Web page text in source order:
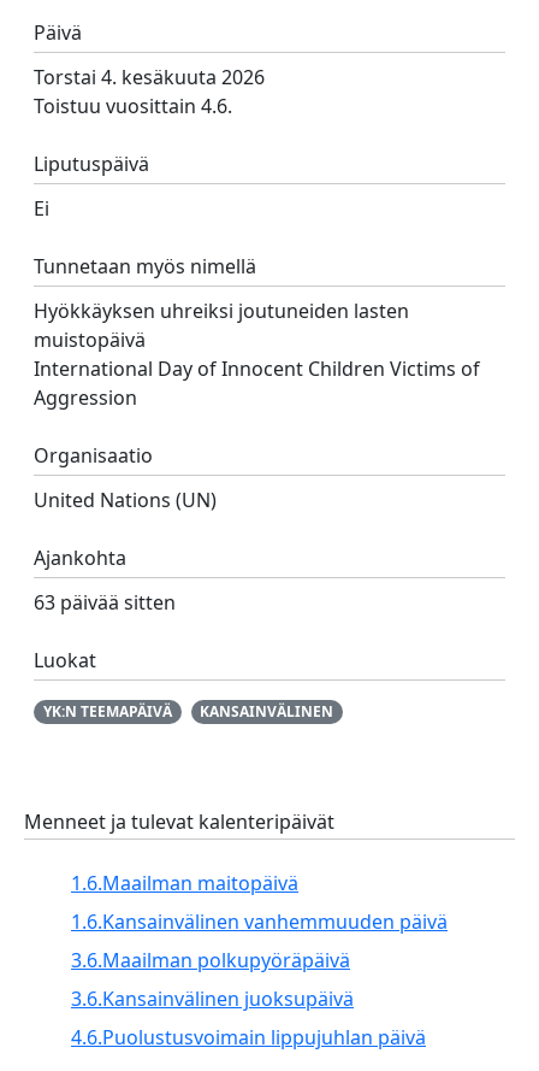
Päivä
Torstai 4. kesäkuuta 2026
Toistuu vuosittain 4.6.
Liputuspäivä
Ei
Tunnetaan myös nimellä
Hyökkäyksen uhreiksi joutuneiden lasten
muistopäivä
International Day of Innocent Children Victims of
Aggression
Organisaatio
United Nations (UN)
Ajankohta
63 päivää sitten
Luokat
YK:N TEEMAPÄIVÄ KANSAINVÄLINEN
Menneet ja tulevat kalenteripäivät
1.6.Maailman maitopäivä
1.6.Kansainvälinen vanhemmuuden päivä
3.6.Maailman polkupyöräpäivä
3.6.Kansainvälinen juoksupäivä
4.6.Puolustusvoimain lippujuhlan päivä